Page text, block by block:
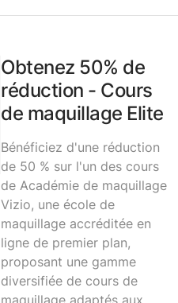
Obtenez 50% de
réduction - Cours
de maquillage Elite
Bénéficiez d'une réduction
de 50 % sur l'un des cours
de Académie de maquillage
Vizio, une école de
maquillage accréditée en
ligne de premier plan,
proposant une gamme
diversifiée de cours de
maquillage adaptés aux